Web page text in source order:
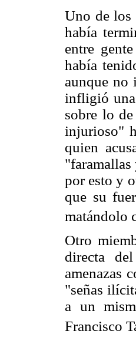
Uno de los
había
entre
había
aunque no
infligió
sobre lo
injurioso"
quien
por esto y
que su
matándolo
Otro
directa
amenazas
"señas
a un
Francisco